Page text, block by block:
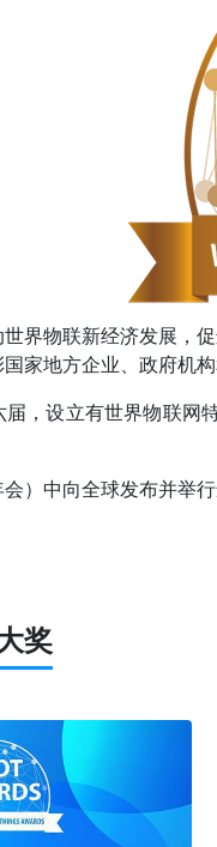
界物联新经济发展，
家地方企业、政府机
，设立有世界物联网
）中向全球发布并举行
奖